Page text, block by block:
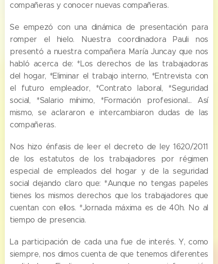
compañeras y conocer nuevas compañeras.
Se empezó con una dinámica de presentación para
romper el hielo. Nuestra coordinadora Pauli nos
presentó a nuestra compañera María Juncay que nos
habló acerca de: *Los derechos de las trabajadoras
del hogar, *Eliminar el trabajo interno, *Entrevista con
el futuro empleador, *Contrato laboral, *Seguridad
social, *Salario mínimo, *Formación profesional... Así
mismo, se aclararon e intercambiaron dudas de las
compañeras.
Nos hizo énfasis de leer el decreto de ley 1620/2011
de los estatutos de los trabajadores por régimen
especial de empleados del hogar y de la seguridad
social dejando claro que: *Aunque no tengas papeles
tienes los mismos derechos que los trabajadores que
cuentan con ellos. *Jornada máxima es de 40h. No al
tiempo de presencia.
La participación de cada una fue de interés. Y, como
siempre, nos dimos cuenta de que tenemos diferentes